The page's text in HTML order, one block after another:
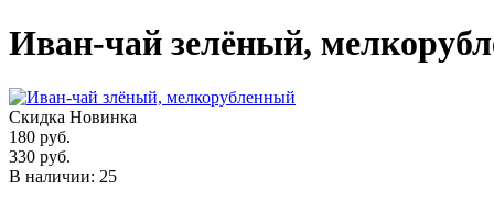
Иван-чай зелёный,
Скидка Новинка
180 руб.
330 руб.
В наличии: 25